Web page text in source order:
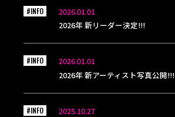
2026.01.01
2026年 新リーダー決定!!!
#INFO
2026.01.01
2026年 新アーティスト写真公開!!!
#INFO
2025.10.27
#INFO